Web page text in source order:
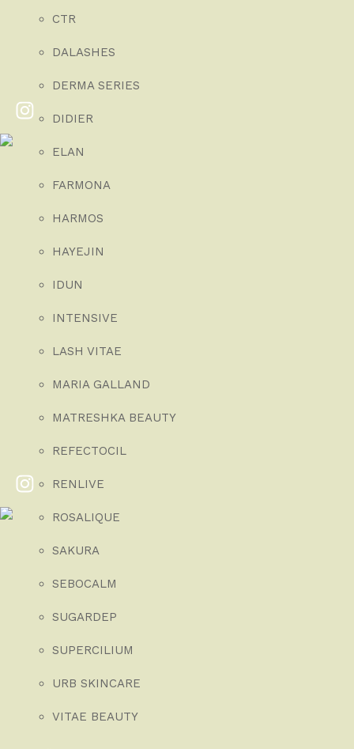
CTR
DALASHES
DERMA SERIES
DIDIER
ELAN
FARMONA
HARMOS
HAYEJIN
IDUN
INTENSIVE
LASH VITAE
MARIA GALLAND
MATRESHKA BEAUTY
REFECTOCIL
RENLIVE
ROSALIQUE
SAKURA
SEBOCALM
SUGARDEP
SUPERCILIUM
URB SKINCARE
VITAE BEAUTY